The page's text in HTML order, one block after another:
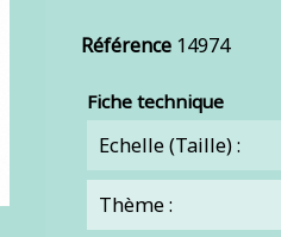
Référence 14974
Fiche technique
Echelle (Taille) :
Thème :